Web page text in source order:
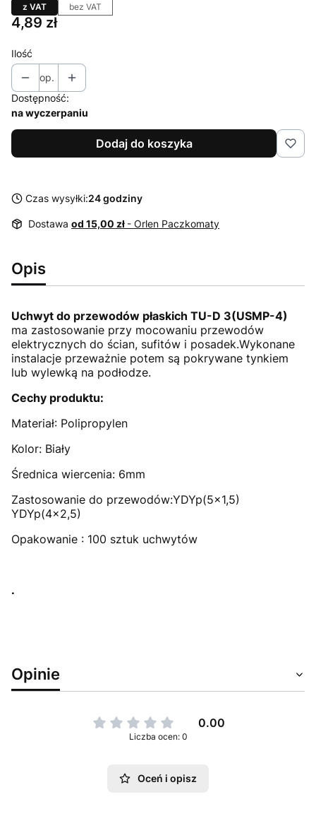
z VAT bez VAT
Cena
4,89 zł
Ilość
op.
Dostępność:
na wyczerpaniu
Dodaj do koszyka
Czas wysyłki:24 godziny
Dostawa od 15,00 zł - Orlen Paczkomaty
Opis
Uchwyt do przewodów płaskich TU-D 3(USMP-4)
ma zastosowanie przy mocowaniu przewodów
elektrycznych do ścian, sufitów i posadek.Wykonane
instalacje przeważnie potem są pokrywane tynkiem
lub wylewką na podłodze.
Cechy produktu:
Materiał: Polipropylen
Kolor: Biały
Średnica wiercenia: 6mm
Zastosowanie do przewodów:YDYp(5x1,5)
YDYp(4x2,5)
Opakowanie : 100 sztuk uchwytów
.
Opinie
0.00
Liczba ocen: 0
Oceń i opisz